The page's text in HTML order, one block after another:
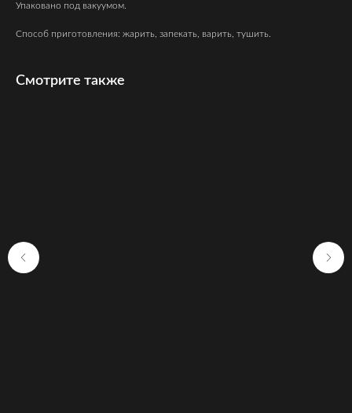
Упаковано под вакуумом.
Способ приготовления: жарить, запекать, варить, тушить.
Смотрите также